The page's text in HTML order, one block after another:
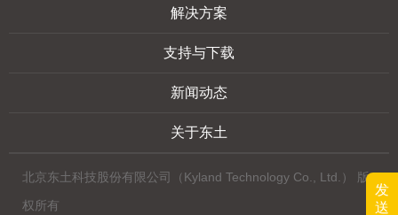
发
送
解决方案
支持与下载
新闻动态
关于东土
北京东土科技股份有限公司（Kyland Technology Co., Ltd.） 版
权所有